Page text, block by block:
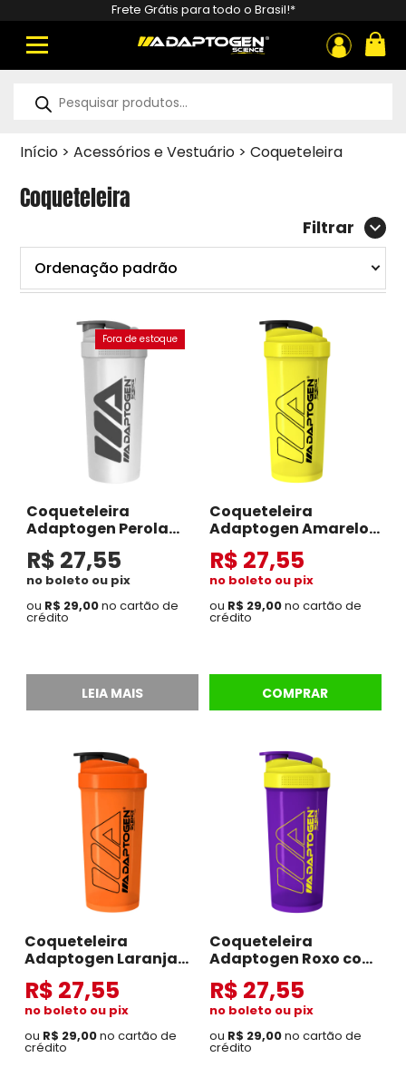
Frete Grátis para todo o Brasil!*
ou
produtos
Início >Acessórios e Vestuário >Coqueteleira
Coqueteleira
Filtrar
Coqueteleira
Adaptogen Perola
Com Rosa
R$ 27,55
no boleto ou pix
ou R$ 29,00no cartão de
crédito
LEIA MAIS
Coqueteleira
Adaptogen Amarelo
com Preto
R$ 27,55
no boleto ou pix
ou R$ 29,00no cartão de
crédito
COMPRAR
Coqueteleira
Adaptogen Laranja
com Preto
R$ 27,55
no boleto ou pix
ou R$ 29,00no cartão de
crédito
Coqueteleira
Adaptogen Roxo com
Amarelo
R$ 27,55
no boleto ou pix
ou R$ 29,00no cartão de
crédito